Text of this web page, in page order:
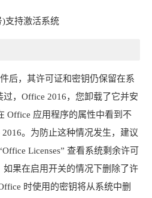
支持激活系统
后，其许可证和密钥仍保留在系
，Office 2016，您卸载了它并安
Office 应用程序的属性中看到不
。为防止这种情况发生，建议
Licenses” 查看系统剩余许可
果在启用开关的情况下删除了许
时使用的密钥将从系统中删